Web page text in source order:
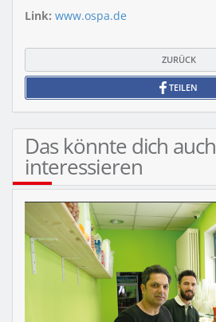
Link: www.ospa.de
ZURÜCK
TEILEN
Das könnte dich auch
interessieren